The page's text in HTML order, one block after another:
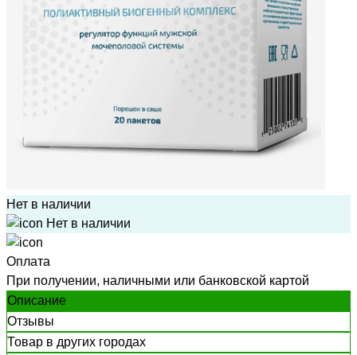
Нет в наличии
Нет в наличии
Оплата
При получении, наличными или банковской картой
Описание
Отзывы
Товар в других городах